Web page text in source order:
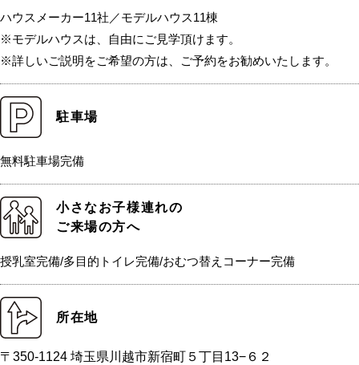
ハウスメーカー11社／モデルハウス11棟
※モデルハウスは、自由にご見学頂けます。
※詳しいご説明をご希望の方は、ご予約をお勧めいたします。
駐車場
無料駐車場完備
小さなお子様連れの
ご来場の方へ
授乳室完備/多目的トイレ完備/おむつ替えコーナー完備
所在地
〒350-1124 埼玉県川越市新宿町５丁目13−６２